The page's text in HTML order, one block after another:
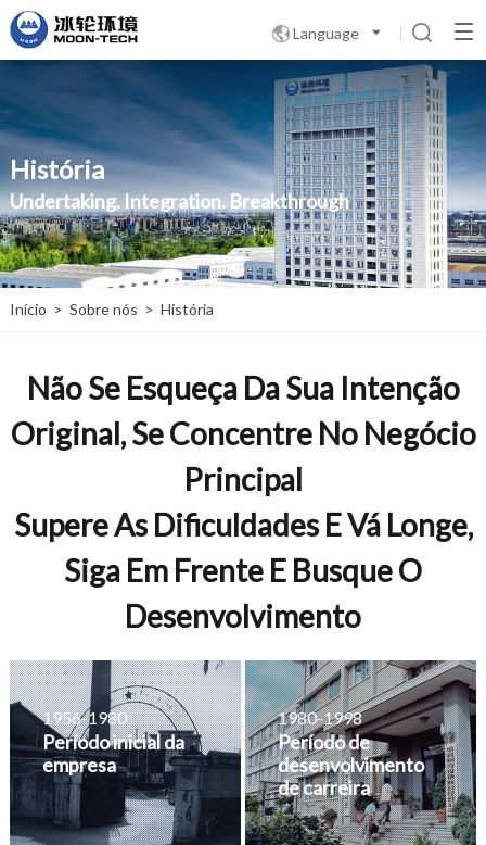
Language 
História
Undertaking. Integration. Breakthrough
Início > Sobre nós > História
Não Se Esqueça Da Sua Intenção
Original, Se Concentre No Negócio
Principal
Supere As Dificuldades E Vá Longe,
Siga Em Frente E Busque O
Desenvolvimento
1956-1980
Período inicial da
empresa
1980-1998
Período de
desenvolvimento
de carreira